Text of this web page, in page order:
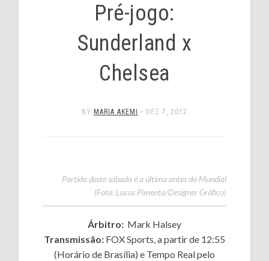
Pré-jogo:
Sunderland x
Chelsea
BY MARIA AKEMI • DEZ 7, 2012
Partida deste sábado é a última antes do Mundial
(Foto: Lucas Pimenta/Designer Gráfico)
Árbitro: Mark Halsey
Transmissão: FOX Sports, a partir de 12:55
(Horário de Brasília) e Tempo Real pelo